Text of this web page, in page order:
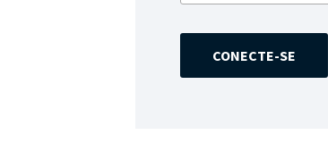
CONECTE-SE